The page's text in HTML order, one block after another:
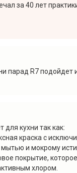
за 40 лет
парад R7 подойдет
для кухни так как:
краска с
и мокрому
покрытие,
хлором.